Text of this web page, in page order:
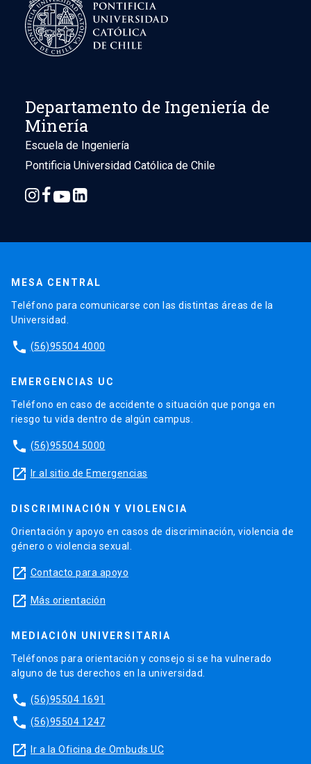
Departamento de Ingeniería de
Minería
Escuela de Ingeniería
Pontificia Universidad Católica de Chile
MESA CENTRAL
Teléfono para comunicarse con las distintas áreas de la
Universidad.
phone (56)95504 4000
EMERGENCIAS UC
Teléfono en caso de accidente o situación que ponga en
riesgo tu vida dentro de algún campus.
phone (56)95504 5000
launch Ir al sitio de Emergencias
DISCRIMINACIÓN Y VIOLENCIA
Orientación y apoyo en casos de discriminación, violencia de
género o violencia sexual.
launch Contacto para apoyo
launch Más orientación
MEDIACIÓN UNIVERSITARIA
Teléfonos para orientación y consejo si se ha vulnerado
alguno de tus derechos en la universidad.
phone (56)95504 1691
phone (56)95504 1247
launch Ir a la Oficina de Ombuds UC